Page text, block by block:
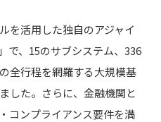
を活用した独自のアジャイ
で、15のサブシステム、336
全行程を網羅する大規模基
した。さらに、金融機関と
コンプライアンス要件を満